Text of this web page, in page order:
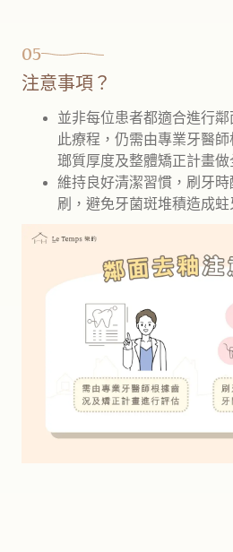
05
注意事項？
並非每位患者都適合進行
此療程，仍需由專業牙醫
瑯質厚度及整體矯正計畫做
維持良好清潔習慣，刷牙
刷，避免牙菌斑堆積造成蛀